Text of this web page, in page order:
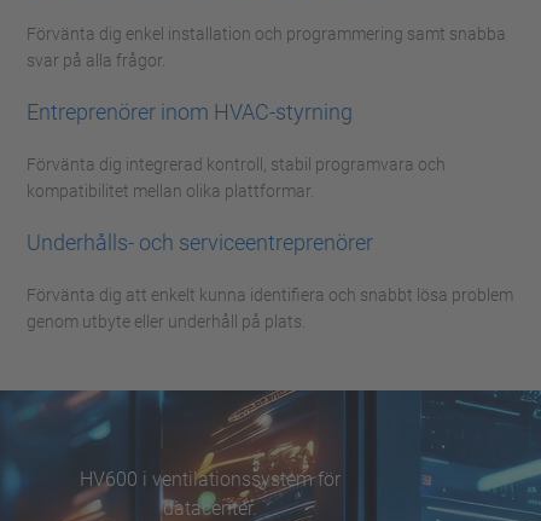
Förvänta dig enkel installation och programmering samt snabba
svar på alla frågor.
Entreprenörer inom HVAC-styrning
Förvänta dig integrerad kontroll, stabil programvara och
kompatibilitet mellan olika plattformar.
Underhålls- och serviceentreprenörer
Förvänta dig att enkelt kunna identifiera och snabbt lösa problem
genom utbyte eller underhåll på plats.
HV600 i ventilationssystem för
datacenter.